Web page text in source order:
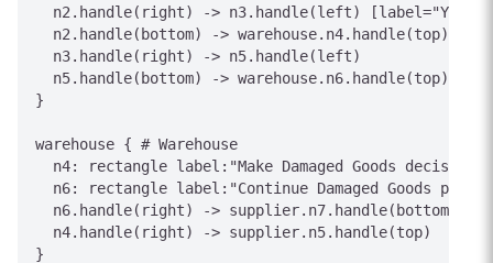
n2.handle(right) -> n3.handle(left) [label="Yes/
n2.handle(bottom) -> warehouse.n4.handle(top)
  n3.handle(right) -> n5.handle(left)
  n5.handle(bottom) -> warehouse.n6.handle(top)
}
warehouse { # Warehouse
  n4: rectangle label:"Make Damaged Goods decision"
n6: rectangle label:"Continue Damaged Goods
  n6.handle(right) -> supplier.n7.handle(bottom)
  n4.handle(right) -> supplier.n5.handle(top)